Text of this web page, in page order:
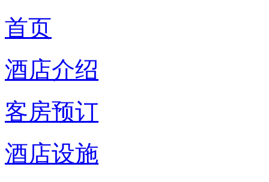
首页
酒店介绍
客房预订
酒店设施